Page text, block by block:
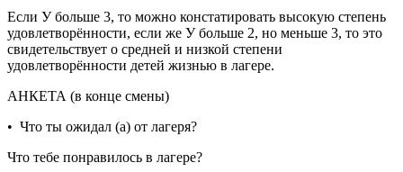
Если У больше 3, то можно констатировать высокую степень
удовлетворённости, если же У больше 2, но меньше 3, то это
свидетельствует о средней и низкой степени
удовлетворённости детей жизнью в лагере.
АНКЕТА (в конце смены)
• Что ты ожидал (а) от лагеря?
Что тебе понравилось в лагере?